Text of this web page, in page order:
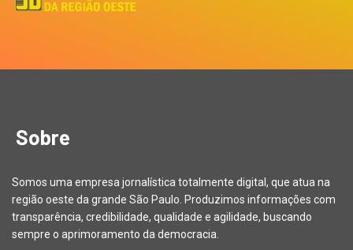
Sobre
Somos uma empresa jornalística totalmente digital, que atua na
região oeste da grande São Paulo. Produzimos informações com
transparência, credibilidade, qualidade e agilidade, buscando
sempre o aprimoramento da democracia.